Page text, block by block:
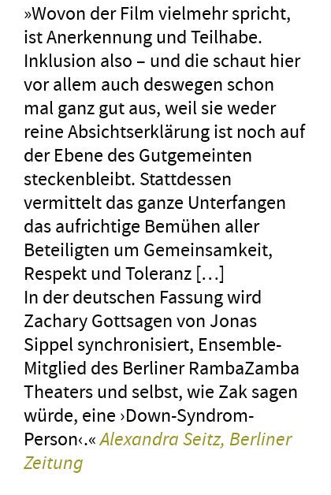
»Wovon der Film vielmehr spricht,
ist Anerkennung und Teilhabe.
Inklusion also – und die schaut hier
vor allem auch deswegen schon
mal ganz gut aus, weil sie weder
reine Absichtserklärung ist noch auf
der Ebene des Gutgemeinten
steckenbleibt. Stattdessen
vermittelt das ganze Unterfangen
das aufrichtige Bemühen aller
Beteiligten um Gemeinsamkeit,
Respekt und Toleranz […]
In der deutschen Fassung wird
Zachary Gottsagen von Jonas
Sippel synchronisiert, Ensemble-
Mitglied des Berliner RambaZamba
Theaters und selbst, wie Zak sagen
würde, eine ›Down-Syndrom-
Person‹.«Alexandra Seitz, Berliner
Zeitung